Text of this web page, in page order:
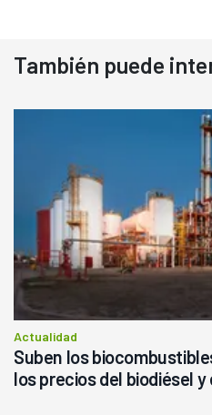
También puede
Actualidad
Suben los
los precios del biodiésel